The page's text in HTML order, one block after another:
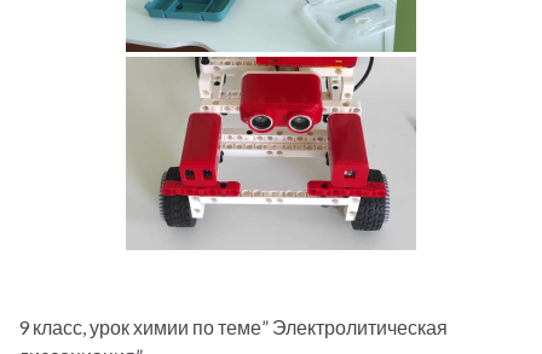
9 класс, урок химии по теме” Электролитическая